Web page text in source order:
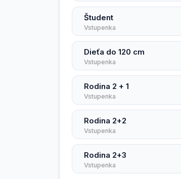
Študent
Vstupenka
Dieťa do 120 cm
Vstupenka
Rodina 2 + 1
Vstupenka
Rodina 2+2
Vstupenka
Rodina 2+3
Vstupenka